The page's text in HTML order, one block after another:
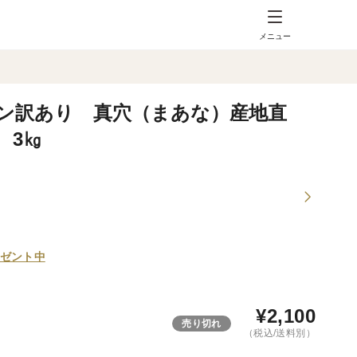
メニュー
訳あり 真穴（まあな）産地直
3㎏
ント中
売り切れ ¥2,100
（税込/送料別）